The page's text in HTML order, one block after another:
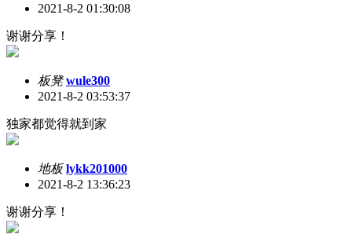
2021-8-2 01:30:08
谢谢分享！
板凳 wule300
2021-8-2 03:53:37
独家都觉得就到家
地板 lykk201000
2021-8-2 13:36:23
谢谢分享！